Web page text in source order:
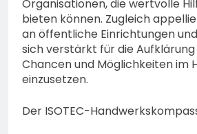
Organisationen, die wertvolle
bieten können. Zugleich
an öffentliche Einrichtungen
sich verstärkt für die
Chancen und Möglichkeiten im
einzusetzen.
Der ISOTEC-